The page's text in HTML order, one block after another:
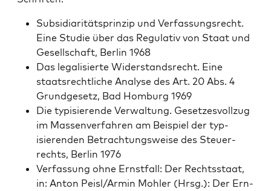
Sub­sidiar­ität­sprinzip und Ver­fas­sungsrecht.
Eine Studie über das Reg­u­la­tiv von Staat und
Gesellschaft, Berlin 1968
Das legal­isierte Wider­stand­srecht. Eine
staat­srechtliche Analyse des Art. 20 Abs. 4
Grundge­setz, Bad Hom­burg 1969
Die typ­isierende Ver­wal­tung. Geset­zesvol­lzug
im Massen­ver­fahren am Beispiel der typ­
isieren­den Betra­ch­tungsweise des Steuer­
rechts, Berlin 1976
Ver­fas­sung ohne Ern­st­fall: Der Rechtsstaat,
in: Anton Peisl/Armin Mohler (Hrsg.): Der Ern­